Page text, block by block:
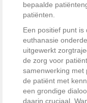
bepaalde
patiënten.
Een positief punt
euthanasie
uitgewerkt
de zorg voor
samenwerking met
de patiënt met
een grondige
daarin cruciaal.